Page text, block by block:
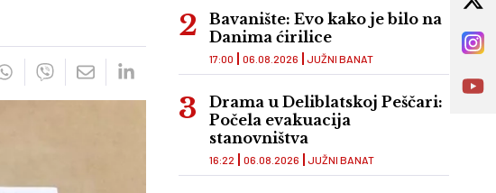
Bavanište: Evo kako je bilo na
Danima ćirilice
JUŽNI BANAT
17:00 06.08.2026
Drama u Deliblatskoj Peščari:
Počela evakuacija
stanovništva
JUŽNI BANAT
16:22 06.08.2026